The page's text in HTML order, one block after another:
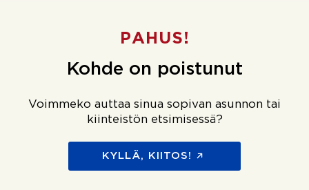
PAHUS!
Kohde on poistunut
Voimmeko auttaa sinua sopivan asunnon tai
kiinteistön etsimisessä?
KYLLÄ, KIITOS!